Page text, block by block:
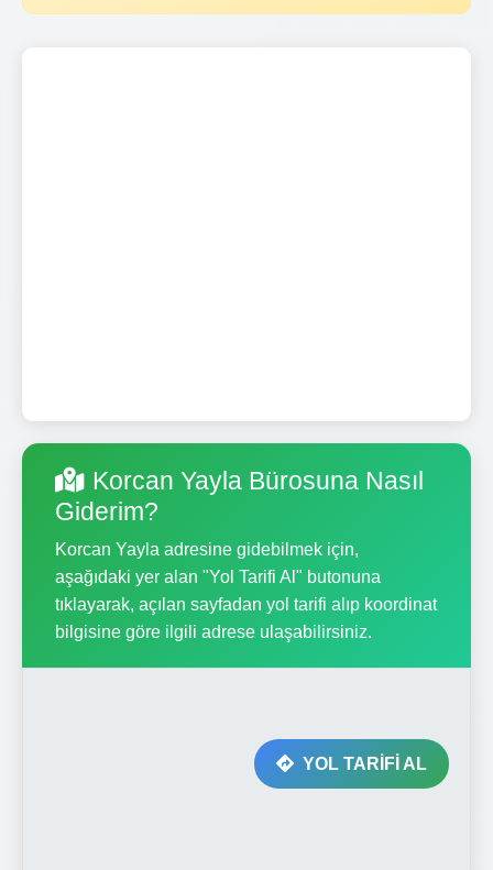
Korcan Yayla Bürosuna Nasıl
Giderim?
Korcan Yayla adresine gidebilmek için,
aşağıdaki yer alan "Yol Tarifi Al" butonuna
tıklayarak, açılan sayfadan yol tarifi alıp koordinat
bilgisine göre ilgili adrese ulaşabilirsiniz.
YOL TARİFİ AL